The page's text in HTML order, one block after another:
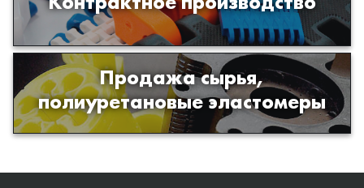
и полимеров по образцам либо
чертежам заказчика
Продажа сырья,
полиуретановые эластомеры
Продажа сырья для производства
изделий из полиуретана